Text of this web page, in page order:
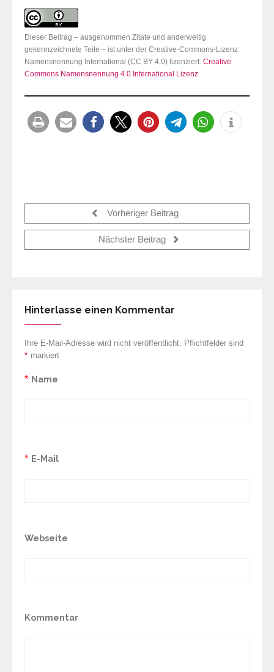
Dieser Beitrag – ausgenommen Zitate und anderweitig
gekennzeichnete Teile – ist unter der Creative-Commons-Lizenz
Namensnennung International (CC BY 4.0) lizenziert. Creative
Commons Namensnennung 4.0 International Lizenz
Vorheriger Beitrag
Nächster Beitrag
Hinterlasse einen Kommentar
Ihre E-Mail-Adresse wird nicht veröffentlicht. Pflichtfelder sind
markiert
*
Name
*
E-Mail
*
Webseite
Kommentar